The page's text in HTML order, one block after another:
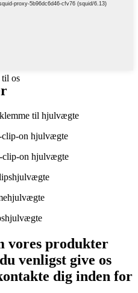
til os
vores produkter
venligst give os
dig inden for